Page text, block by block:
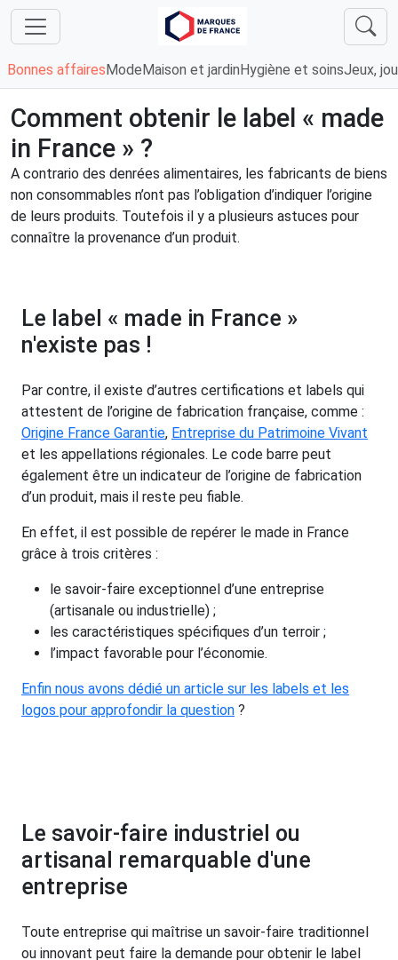
Bonnes affaires Mode Maison et jardin Hygiène et soinsJeux,
Comment obtenir le label « made
in France » ?
A contrario des denrées alimentaires, les fabricants de biens
non consommables n’ont pas l’obligation d’indiquer l’origine
de leurs produits. Toutefois il y a plusieurs astuces pour
connaître la provenance d’un produit.
Le label « made in France »
n'existe pas !
Par contre, il existe d’autres certifications et labels qui
attestent de l’origine de fabrication française, comme :
Origine France Garantie, Entreprise du Patrimoine Vivant
et les appellations régionales. Le code barre peut
également être un indicateur de l’origine de fabrication
d’un produit, mais il reste peu fiable.
En effet, il est possible de repérer le made in France
grâce à trois critères :
le savoir-faire exceptionnel d’une entreprise
(artisanale ou industrielle) ;
les caractéristiques spécifiques d’un terroir ;
l’impact favorable pour l’économie.
Enfin nous avons dédié un article sur les labels et les
logos pour approfondir la question ?
Le savoir-faire industriel ou
artisanal remarquable d'une
entreprise
Toute entreprise qui maîtrise un savoir-faire traditionnel
ou innovant peut faire la demande pour obtenir le label